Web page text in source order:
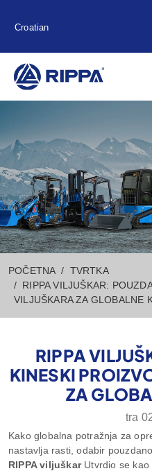
Croatian
POČETNA
TVRTKA
RIPPA VILJUŠKAR:
VILJUŠKARA ZA GLOBALNE
RIPPA
KINESKI
ZA
tra
Kako globalna potražnja za
nastavlja rasti, odabir
RIPPA viljuškarUtvrdio se kao